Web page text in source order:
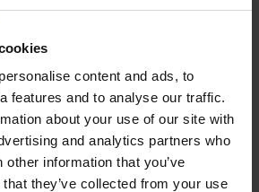
content and ads, to
features and to analyse our traffic.
about your use of our site with
and analytics partners who
information that you’ve
they’ve collected from your use